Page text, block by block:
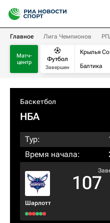
Главное Лига Чемпионов
Матч-
центр
Футбол
Завершен
Крылья
Балтика
Баскетбол
НБА
Тур:
Время начала:
Шарлотт
107